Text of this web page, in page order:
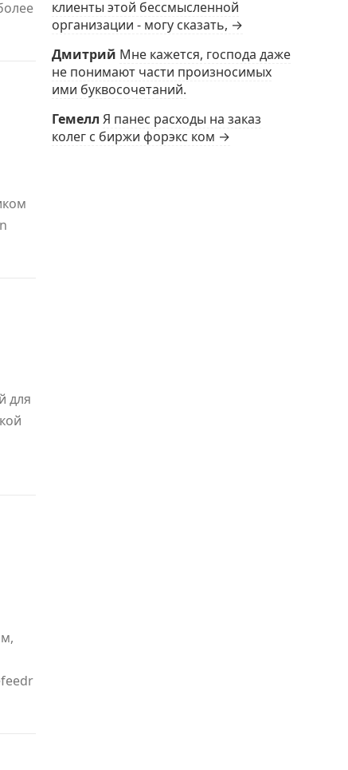
для
клиенты этой бессмысленной
организации - могу сказать, →
Дмитрий Мне кажется, господа даже
не понимают части произносимых
ими буквосочетаний.
Гемелл Я панес расходы на заказ
колег с биржи форэкс ком →